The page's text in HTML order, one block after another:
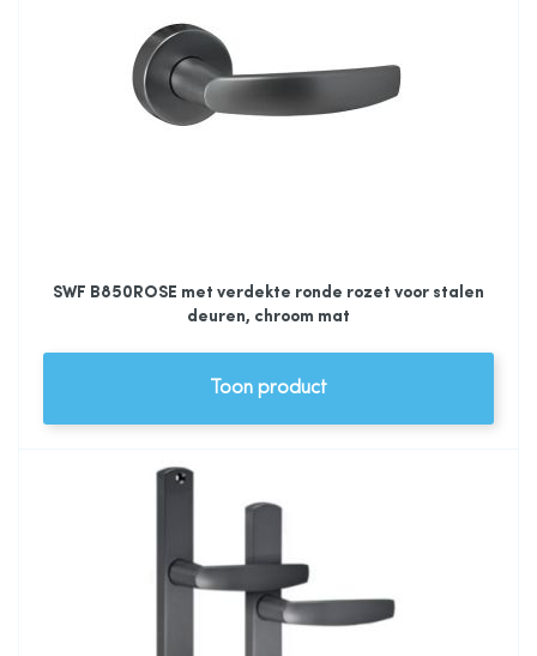
SWF B850ROSE met verdekte ronde rozet voor stalen
deuren, chroom mat
Toon product